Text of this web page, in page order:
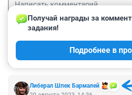
Либерал Шпек Бармалей
Получай награды за
задания!
Подробнее в